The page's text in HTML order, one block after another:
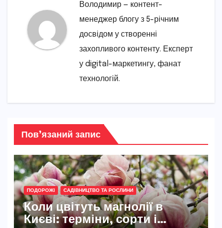
Володимир — контент-
менеджер блогу з 5-річним
досвідом у створенні
захопливого контенту. Експерт
у digital-маркетингу, фанат
технологій.
Пов’язаний запис
ПОДОРОЖІ САДІВНИЦТВО ТА РОСЛИНИ
Коли цвітуть магнолії в
Києві: терміни, сорти і